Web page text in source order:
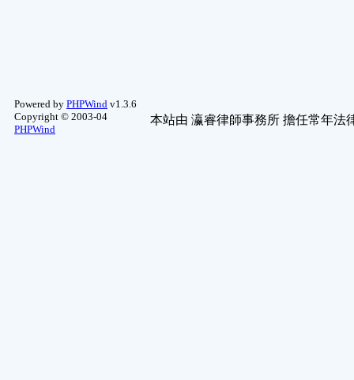
Powered by PHPWind v1.3.6
Copyright © 2003-04
PHPWind
本站由 瀛睿律師事務所 擔任常年法